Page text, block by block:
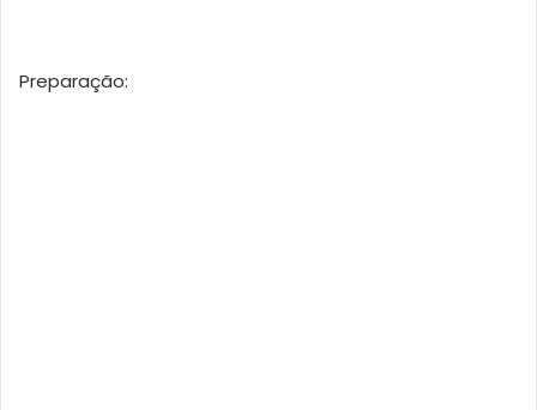
Preparação: